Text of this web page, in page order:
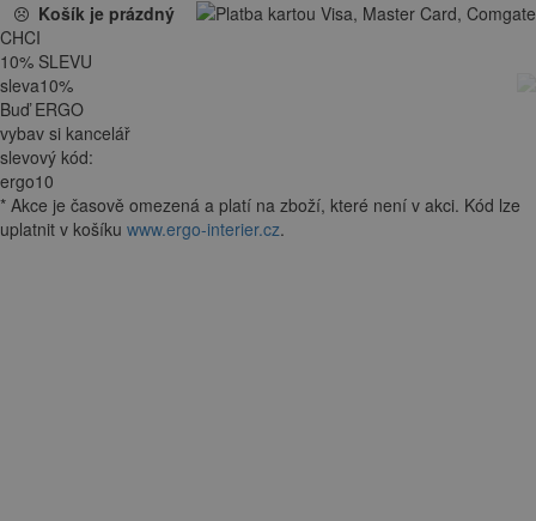
Košík je prázdný
CHCI
10% SLEVU
sleva10%
Buď ERGO
vybav si kancelář
slevový kód:
ergo10
* Akce je časově omezená a platí na zboží, které není v akci. Kód lze
uplatnit v košíku www.ergo-interier.cz.